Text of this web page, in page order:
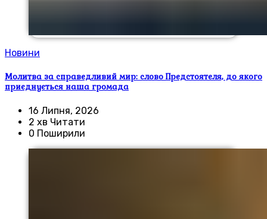
Новини
Молитва за справедливий мир: слово Предстоятеля, до якого
приєднується наша громада
16 Липня, 2026
2 хв Читати
0 Поширили